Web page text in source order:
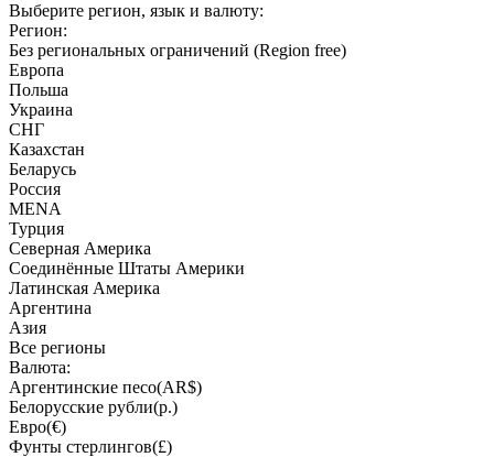
Выберите регион, язык и валюту:
Регион:
Без региональных ограничений (Region free)
Европа
Польша
Украина
СНГ
Казахстан
Беларусь
Россия
MENA
Турция
Северная Америка
Соединённые Штаты Америки
Латинская Америка
Аргентина
Азия
Все регионы
Валюта:
Аргентинские песо(AR$)
Белорусские рубли(р.)
Евро(€)
Фунты стерлингов(£)